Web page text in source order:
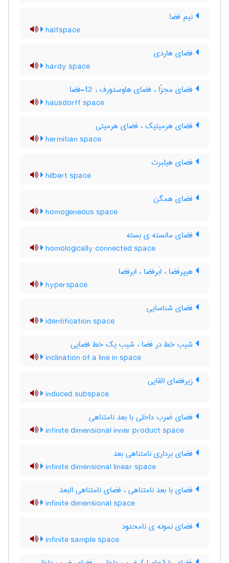
نیم فضا
halfspace
فضای هاردی
hardy space
فضای مجزّا ، فضای هاوسدورف ، t2-فضا
hausdorff space
فضای هرمیتیک ، فضای هرمیتی
hermitian space
فضای هیلبرت
hilbert space
فضای همگن
homogeneous space
فضای مانسته ی بسته
homologically connected space
هیپرفضا ، ابَرفضا ، ابرفضا
hyperspace
فضای شناسایی
identification space
شیب خط در فضا ، شیب یک خط فضایی
inclination of a line in space
زیرفضای القایی
induced subspace
فضای ضرب داخلی با بعد نامتناهی
infinite dimensional inner product space
فضای برداری نامتناهی بعد
infinite dimensional linear space
فضای با بعد نامتناهی ، فضای نامتناهی البعد
infinite dimensional space
فضای نمونه ی نامحدود
infinite sample space